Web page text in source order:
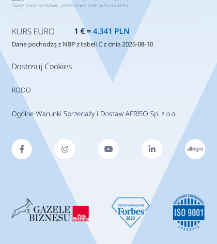
Dostosuj Cookies
RODO
Ogólne Warunki Sprzedaży i Dostaw AFRISO Sp. z o.o.
Twoje dane osobowe, przekazane nam w formularzu.
KURS EURO 1 € =4.341 PLN
Dane pochodzą z NBP z tabeli C z dnia 2026-08-10